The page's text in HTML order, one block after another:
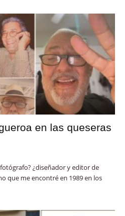
en las queseras
fotógrafo? ¿diseñador y editor de
que me encontré en 1989 en los